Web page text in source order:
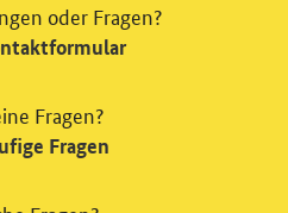
oder Fragen?
Fragen?
Fragen